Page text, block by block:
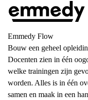
Emmedy Flow
Bouw een geheel
Docenten zien in één
welke trainingen zijn
worden. Alles is in één
samen en maak in een